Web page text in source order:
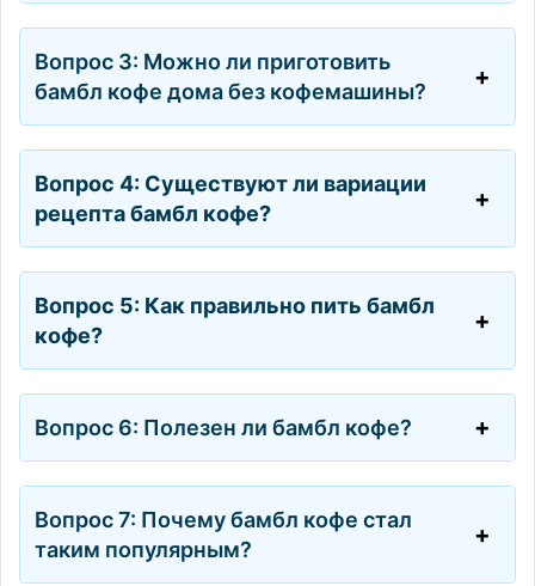
Вопрос 3: Можно ли приготовить
бамбл кофе дома без кофемашины?
Вопрос 4: Существуют ли вариации
рецепта бамбл кофе?
Вопрос 5: Как правильно пить бамбл
кофе?
Вопрос 6: Полезен ли бамбл кофе?
Вопрос 7: Почему бамбл кофе стал
таким популярным?